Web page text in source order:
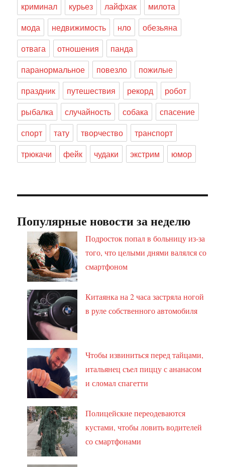
криминал курьез лайфхак
милота
мода
недвижимость нло
обезьяна
отвага
отношения
панда
паранормальное
повезло
пожилые
праздник
путешествия рекорд
робот
рыбалка
случайность собака
спасение
спорт
тату творчество
транспорт
трюкачи
фейк чудаки экстрим юмор
Популярные новости за неделю
Подросток попал в больницу из-за
того, что целыми днями валялся со
смартфоном
Китаянка на 2 часа застряла ногой
в руле собственного автомобиля
Чтобы извиниться перед тайцами,
итальянец съел пиццу с ананасом
и сломал спагетти
Полицейские переодеваются
кустами, чтобы ловить водителей
со смартфонами